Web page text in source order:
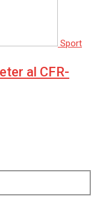
Sport
al CFR-